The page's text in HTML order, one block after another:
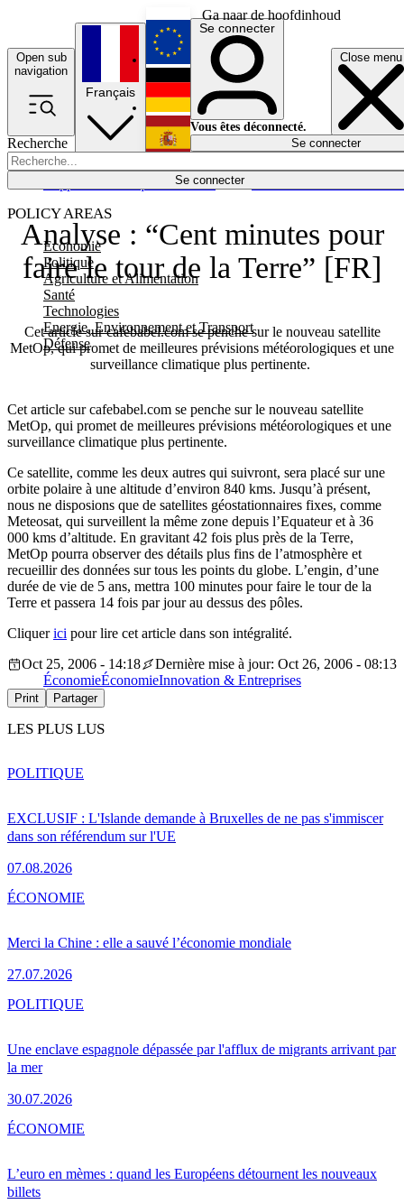
Ga naar de hoofdinhoud
Open sub
navigation
Close menu
Recherche
Se connecter
POLICY AREAS
Economie
Politique
Agriculture et Alimentation
Santé
Technologies
Energie, Environnement et Transport
Défense
Économie
Français
English
Deutsch
Español
Se connecter
Vous êtes déconnecté.
Se connecter
Analyse : “Cent minutes pour
faire le tour de la Terre” [FR]
Cet article sur cafebabel.com se penche sur le nouveau satellite
MetOp, qui promet de meilleures prévisions météorologiques et une
surveillance climatique plus pertinente.
Cet article sur cafebabel.com se penche sur le nouveau satellite
MetOp, qui promet de meilleures prévisions météorologiques et une
surveillance climatique plus pertinente.
Ce satellite, comme les deux autres qui suivront, sera placé sur une
orbite polaire à une altitude d’environ 840 kms. Jusqu’à présent,
nous ne disposions que de satellites géostationnaires fixes, comme
Meteosat, qui surveillent la même zone depuis l’Equateur et à 36
000 kms d’altitude. En gravitant 42 fois plus près de la Terre,
MetOp pourra observer des détails plus fins de l’atmosphère et
recueillir des données sur tous les points du globe. L’engin, d’une
durée de vie de 5 ans, mettra 100 minutes pour faire le tour de la
Terre et passera 14 fois par jour au dessus des pôles.
Cliquerici pour lire cet article dans son intégralité.
Oct 25, 2006 - 14:18
Dernière mise à jour: Oct 26, 2006 - 08:13
ÉconomieÉconomieInnovation & Entreprises
Print Partager
LES PLUS LUS
EXCLUSIF : L'Islande demande à Bruxelles de ne pas s'immiscer
dans son référendum sur l'UE
07.08.2026
POLITIQUE
Merci la Chine : elle a sauvé l’économie mondiale
27.07.2026
ÉCONOMIE
Une enclave espagnole dépassée par l'afflux de migrants arrivant par
la mer
30.07.2026
POLITIQUE
L’euro en mèmes : quand les Européens détournent les nouveaux
billets
ÉCONOMIE